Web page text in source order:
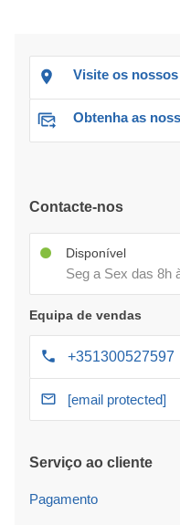
Visite os
Obtenha as
Contacte-nos
Disponível
Seg a Sex das 8h
Equipa de vendas
+351300527597
[email protected]
Serviço ao cliente
Pagamento